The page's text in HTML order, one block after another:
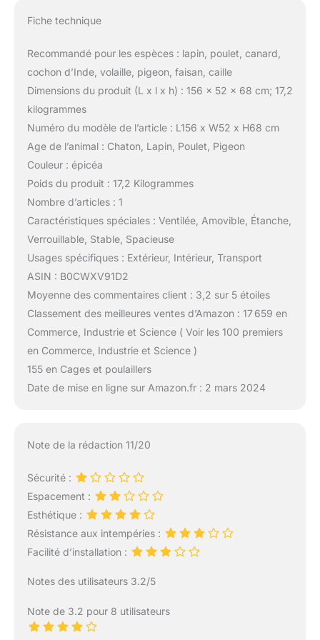
Fiche technique
Recommandé pour les espèces : lapin, poulet, canard,
cochon d’Inde, volaille, pigeon, faisan, caille
Dimensions du produit (L x l x h) : 156 x 52 x 68 cm; 17,2
kilogrammes
Numéro du modèle de l’article : L156 x W52 x H68 cm
Age de l’animal : Chaton, Lapin, Poulet, Pigeon
Couleur : épicéa
Poids du produit : 17,2 Kilogrammes
Nombre d’articles : 1
Caractéristiques spéciales : Ventilée, Amovible, Étanche,
Verrouillable, Stable, Spacieuse
Usages spécifiques : Extérieur, Intérieur, Transport
ASIN : B0CWXV91D2
Moyenne des commentaires client : 3,2 sur 5 étoiles
Classement des meilleures ventes d’Amazon : 17 659 en
Commerce, Industrie et Science ( Voir les 100 premiers
en Commerce, Industrie et Science )
155 en Cages et poulaillers
Date de mise en ligne sur Amazon.fr : 2 mars 2024
Note de la rédaction 11/20
Sécurité :
Espacement :
Esthétique :
Résistance aux intempéries :
Facilité d’installation :
Notes des utilisateurs 3.2/5
Note de 3.2 pour 8 utilisateurs